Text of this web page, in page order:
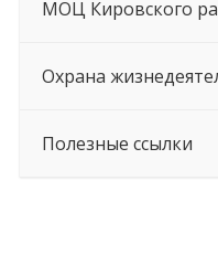
МОЦ Кировского
Охрана
Полезные ссылки